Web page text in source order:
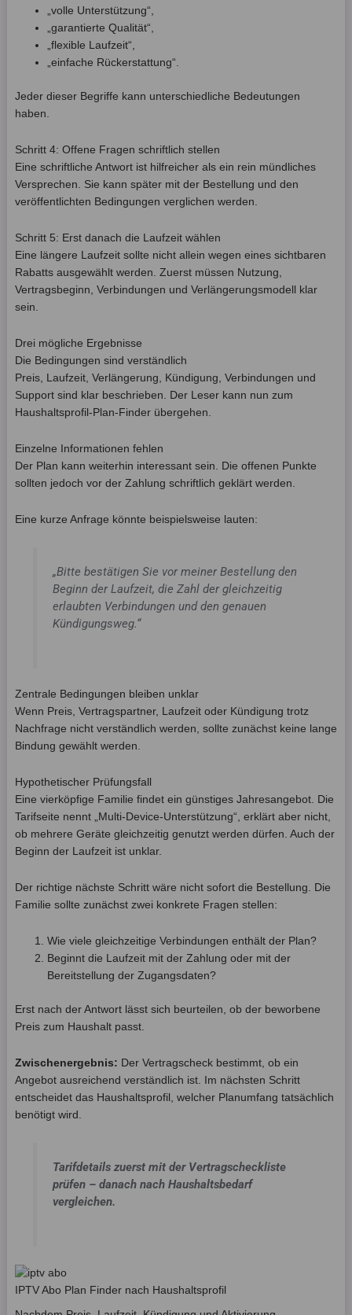
„volle Unterstützung“,
„garantierte Qualität“,
„flexible Laufzeit“,
„einfache Rückerstattung“.
Jeder dieser Begriffe kann unterschiedliche Bedeutungen
haben.
Schritt 4: Offene Fragen schriftlich stellen
Eine schriftliche Antwort ist hilfreicher als ein rein mündliches
Versprechen. Sie kann später mit der Bestellung und den
veröffentlichten Bedingungen verglichen werden.
Schritt 5: Erst danach die Laufzeit wählen
Eine längere Laufzeit sollte nicht allein wegen eines sichtbaren
Rabatts ausgewählt werden. Zuerst müssen Nutzung,
Vertragsbeginn, Verbindungen und Verlängerungsmodell klar
sein.
Drei mögliche Ergebnisse
Die Bedingungen sind verständlich
Preis, Laufzeit, Verlängerung, Kündigung, Verbindungen und
Support sind klar beschrieben. Der Leser kann nun zum
Haushaltsprofil-Plan-Finder übergehen.
Einzelne Informationen fehlen
Der Plan kann weiterhin interessant sein. Die offenen Punkte
sollten jedoch vor der Zahlung schriftlich geklärt werden.
Eine kurze Anfrage könnte beispielsweise lauten:
„Bitte bestätigen Sie vor meiner Bestellung den
Beginn der Laufzeit, die Zahl der gleichzeitig
erlaubten Verbindungen und den genauen
Kündigungsweg.“
Zentrale Bedingungen bleiben unklar
Wenn Preis, Vertragspartner, Laufzeit oder Kündigung trotz
Nachfrage nicht verständlich werden, sollte zunächst keine lange
Bindung gewählt werden.
Hypothetischer Prüfungsfall
Eine vierköpfige Familie findet ein günstiges Jahresangebot. Die
Tarifseite nennt „Multi-Device-Unterstützung“, erklärt aber nicht,
ob mehrere Geräte gleichzeitig genutzt werden dürfen. Auch der
Beginn der Laufzeit ist unklar.
Der richtige nächste Schritt wäre nicht sofort die Bestellung. Die
Familie sollte zunächst zwei konkrete Fragen stellen:
Wie viele gleichzeitige Verbindungen enthält der Plan?
Beginnt die Laufzeit mit der Zahlung oder mit der
Bereitstellung der Zugangsdaten?
Erst nach der Antwort lässt sich beurteilen, ob der beworbene
Preis zum Haushalt passt.
Zwischenergebnis: Der Vertragscheck bestimmt, ob ein
Angebot ausreichend verständlich ist. Im nächsten Schritt
entscheidet das Haushaltsprofil, welcher Planumfang tatsächlich
benötigt wird.
Tarifdetails zuerst mit der Vertragscheckliste
prüfen – danach nach Haushaltsbedarf
vergleichen.
IPTV Abo Plan Finder nach Haushaltsprofil